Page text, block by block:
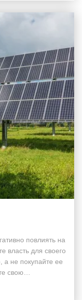
повлиять на
власть для своего
а не покупайте ее
свою
работу и умен...